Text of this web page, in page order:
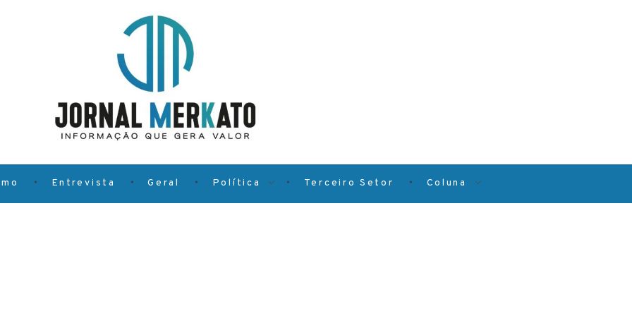
Entrevista Geral Política Terceiro Setor Coluna